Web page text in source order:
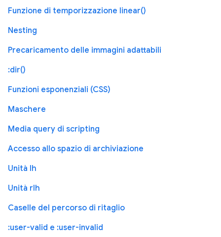
Funzione di temporizzazione linear()
Nesting
Precaricamento delle immagini adattabili
:dir()
Funzioni esponenziali (CSS)
Maschere
Media query di scripting
Accesso allo spazio di archiviazione
Unità lh
Unità rlh
Caselle del percorso di ritaglio
:user-valid e :user-invalid